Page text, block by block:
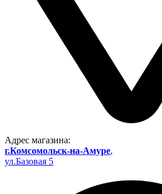
Адрес магазина:
г.Комсомольск-на-Амуре,
ул.Базовая 5